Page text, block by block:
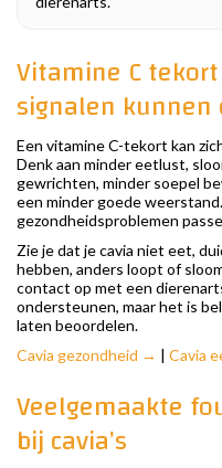
Vitamine C
signalen kunnen
Een vitamine C-tekort kan
Denk aan minder eetlust,
gewrichten, minder soepel
een minder goede
gezondheidsproblemen
Zie je dat je cavia niet eet,
hebben, anders loopt of
contact op met een
ondersteunen, maar het is
laten beoordelen.
Cavia gezondheid → | Cavia
Veelgemaakte
bij cavia’s